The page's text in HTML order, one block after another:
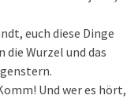
euch diese Dinge
die Wurzel und das
Und wer es hört,